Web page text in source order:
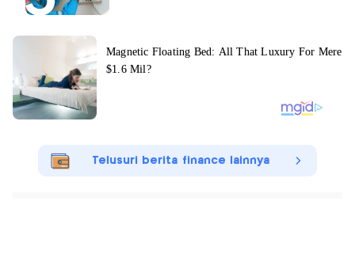
Telusuri berita finance lainnya